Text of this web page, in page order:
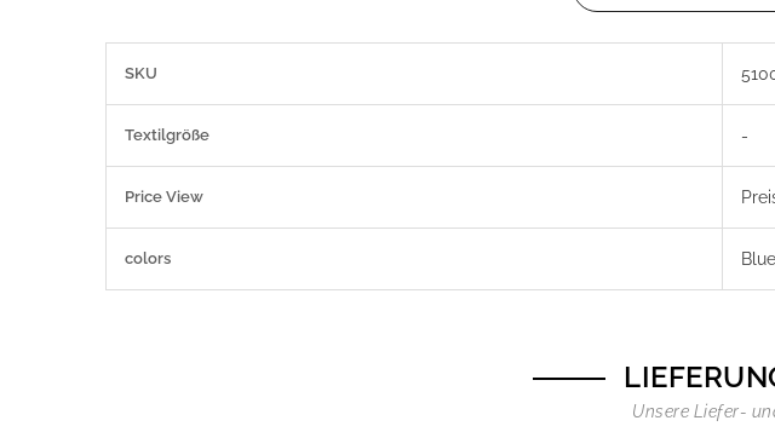
Informationen
SKU
Textilgröße -
Price View
colors
Unsere Liefer-